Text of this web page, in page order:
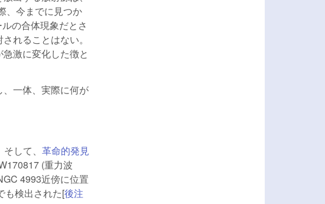
、今までに見つか
の合体現象だとさ
れることはない。
激に変化した徴と
一体、実際に何が
して、 革命的発見
(重力波
4993近傍に位置
も検出された[後注